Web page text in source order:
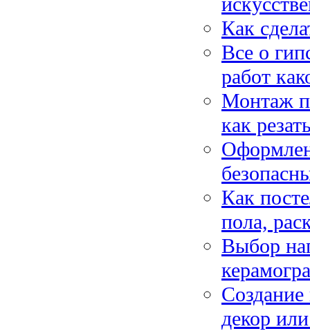
Как
Все о
работ
Монтаж
как
Как
пола,
Выбор
декор